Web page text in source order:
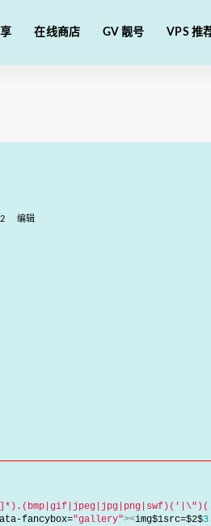
在线商店 GV 靓号 VPS 推
编辑
fancybox="gallery"><img$1src=$2$